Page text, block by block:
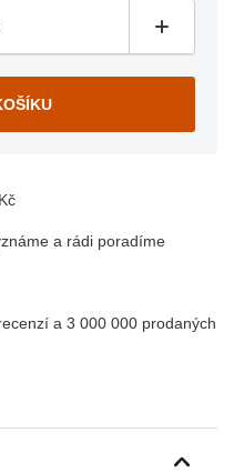
a rádi poradíme
a 3 000 000 prodaných